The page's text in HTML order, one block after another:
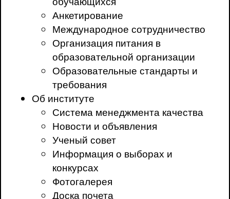
Анкетирование
Международное сотрудничество
Организация питания в
образовательной организации
Образовательные стандарты и
требования
Об институте
Система менеджмента качества
Новости и объявления
Ученый совет
Информация о выборах и
конкурсах
Фотогалерея
Доска почета